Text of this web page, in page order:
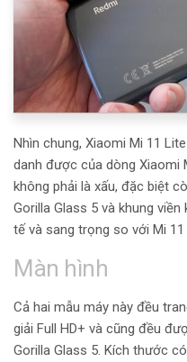
Nhìn chung, Xiaomi Mi 11
danh được của dòng Xiaomi
không phải là xấu, đặc biệt
Gorilla Glass 5 và khung
tế và sang trọng so với Mi 11
Màn hình
Cả hai mẫu máy này đều
giải Full HD+ và cũng đều
Gorilla Glass 5. Kích thước